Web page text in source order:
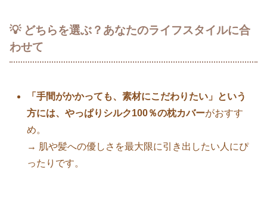
💡 どちらを選ぶ？あなたのライフスタイルに合
わせて
「手間がかかっても、素材にこだわりたい」という
方には、やっぱりシルク100％の枕カバーがおすす
め。
→ 肌や髪への優しさを最大限に引き出したい人にぴ
ったりです。